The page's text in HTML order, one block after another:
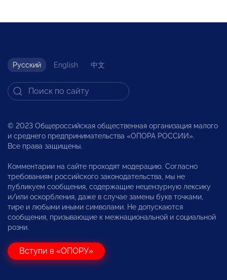
Русский English 中文
© 2023 Общероссийская общественная организация малого
и среднего предпринимательства «ОПОРА РОССИИ».
Все права защищены.
Комментарии на сайте проходят модерацию. Согласно
требованиям российского законодательства, мы не
публикуем сообщения, содержащие нецензурную лексику
и/или оскорбления, даже в случае замены букв точками,
тире и любыми иными символами. Не допускаются
сообщения, призывающие к межнациональной и социальной
розни.
Вступи в «ОПОРУ»